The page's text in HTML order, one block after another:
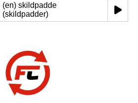
(en) skildpadde
(skildpadder)